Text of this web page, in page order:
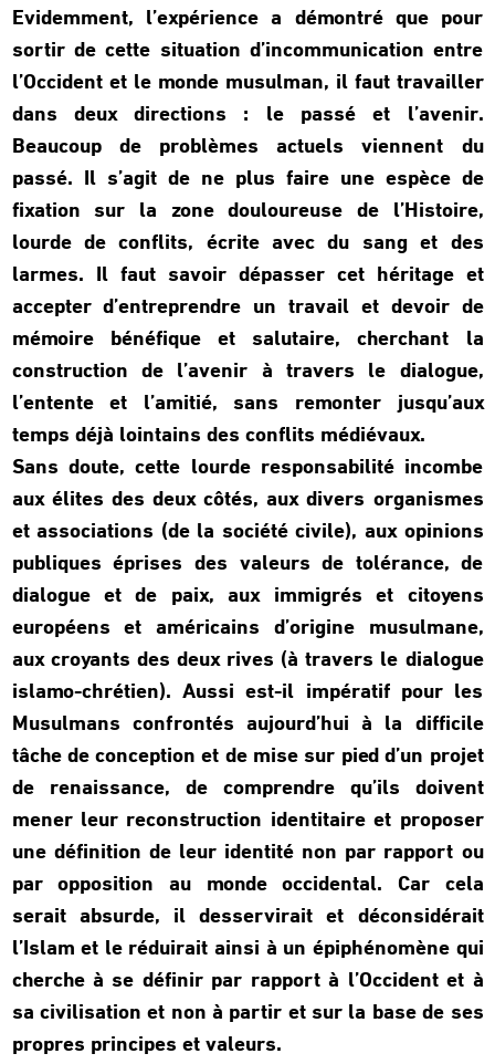
Evidemment, l’expérience a démontré que pour
sortir de cette situation d’incommunication entre
l’Occident et le monde musulman, il faut travailler
dans deux directions : le passé et l’avenir.
Beaucoup de problèmes actuels viennent du
passé. Il s’agit de ne plus faire une espèce de
fixation sur la zone douloureuse de l’Histoire,
lourde de conflits, écrite avec du sang et des
larmes. Il faut savoir dépasser cet héritage et
accepter d’entreprendre un travail et devoir de
mémoire bénéfique et salutaire, cherchant la
construction de l’avenir à travers le dialogue,
l’entente et l’amitié, sans remonter jusqu’aux
temps déjà lointains des conflits médiévaux.
Sans doute, cette lourde responsabilité incombe
aux élites des deux côtés, aux divers organismes
et associations (de la société civile), aux opinions
publiques éprises des valeurs de tolérance, de
dialogue et de paix, aux immigrés et citoyens
européens et américains d’origine musulmane,
aux croyants des deux rives (à travers le dialogue
islamo-chrétien). Aussi est-il impératif pour les
Musulmans confrontés aujourd’hui à la difficile
tâche de conception et de mise sur pied d’un projet
de renaissance, de comprendre qu’ils doivent
mener leur reconstruction identitaire et proposer
une définition de leur identité non par rapport ou
par opposition au monde occidental. Car cela
serait absurde, il desservirait et déconsidérait
l’Islam et le réduirait ainsi à un épiphénomène qui
cherche à se définir par rapport à l’Occident et à
sa civilisation et non à partir et sur la base de ses
propres principes et valeurs.